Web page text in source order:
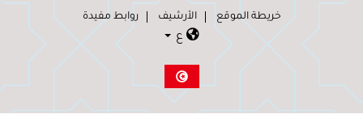
خريطة الموقع الأرشيف روابط مفيدة
ع